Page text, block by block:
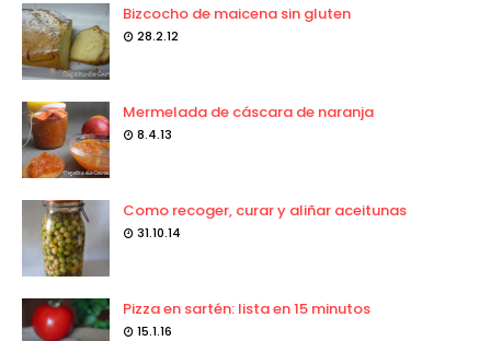
Bizcocho de maicena sin gluten
28.2.12
Mermelada de cáscara de naranja
8.4.13
Como recoger, curar y aliñar aceitunas
31.10.14
Pizza en sartén: lista en 15 minutos
15.1.16